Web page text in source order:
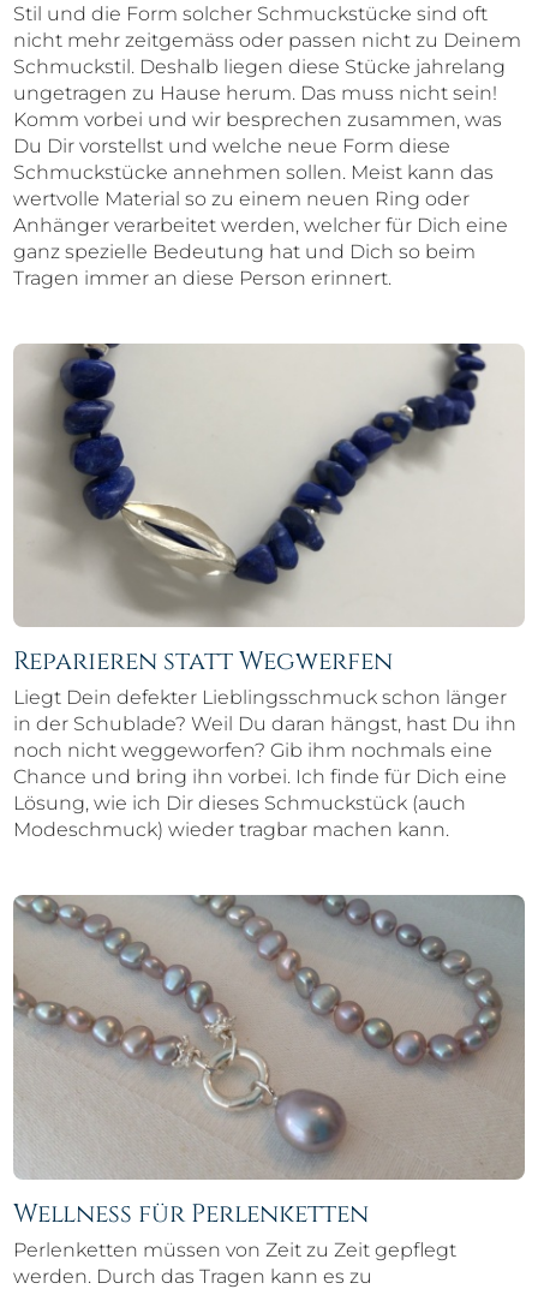
Stil und die Form solcher Schmuckstücke sind oft
nicht mehr zeitgemäss oder passen nicht zu Deinem
Schmuckstil. Deshalb liegen diese Stücke jahrelang
ungetragen zu Hause herum. Das muss nicht sein!
Komm vorbei und wir besprechen zusammen, was
Du Dir vorstellst und welche neue Form diese
Schmuckstücke annehmen sollen. Meist kann das
wertvolle Material so zu einem neuen Ring oder
Anhänger verarbeitet werden, welcher für Dich eine
ganz spezielle Bedeutung hat und Dich so beim
Tragen immer an diese Person erinnert.
Reparieren statt Wegwerfen
Liegt Dein defekter Lieblingsschmuck schon länger
in der Schublade? Weil Du daran hängst, hast Du ihn
noch nicht weggeworfen? Gib ihm nochmals eine
Chance und bring ihn vorbei. Ich finde für Dich eine
Lösung, wie ich Dir dieses Schmuckstück (auch
Modeschmuck) wieder tragbar machen kann.
Wellness für Perlenketten
Perlenketten müssen von Zeit zu Zeit gepflegt
werden. Durch das Tragen kann es zu